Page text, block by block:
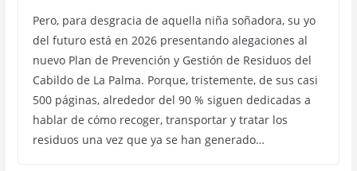
Pero, para desgracia de aquella niña soñadora, su yo
del futuro está en 2026 presentando alegaciones al
nuevo Plan de Prevención y Gestión de Residuos del
Cabildo de La Palma. Porque, tristemente, de sus casi
500 páginas, alrededor del 90 % siguen dedicadas a
hablar de cómo recoger, transportar y tratar los
residuos una vez que ya se han generado…